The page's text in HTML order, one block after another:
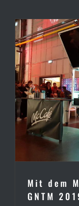
Mit dem
GNTM